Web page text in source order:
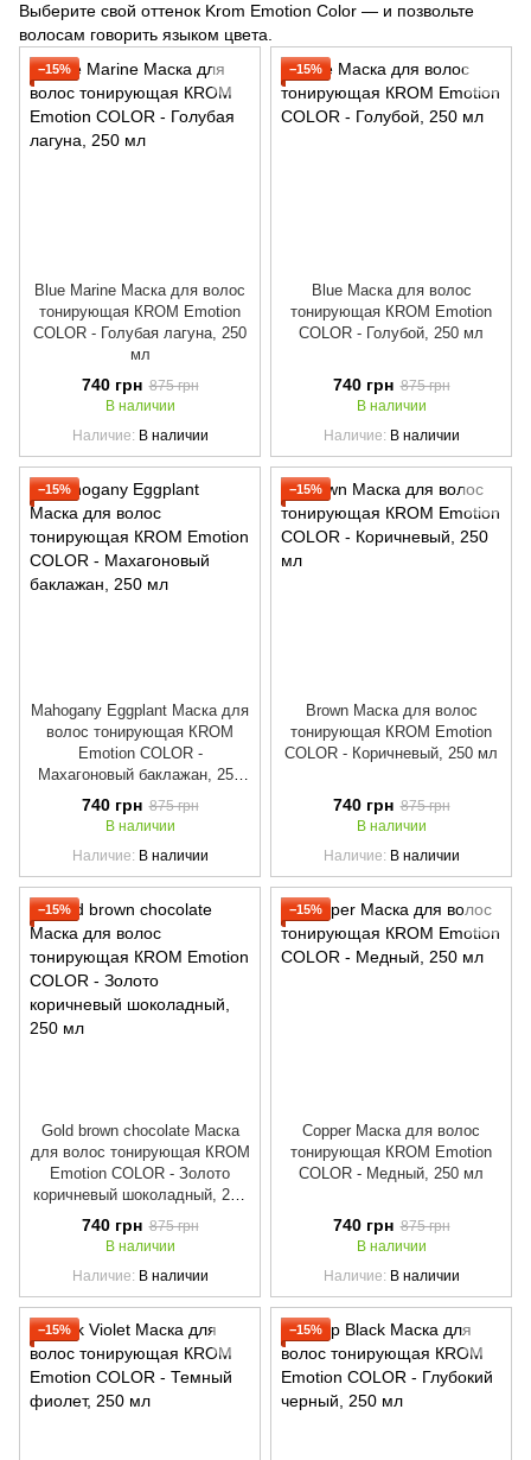
Выберите свой оттенок Krom Emotion Color — и позвольте
волосам говорить языком цвета.
−15%
Blue Marine Маска для волос
тонирующая КROM Emotion
COLOR - Голубая лагуна, 250
мл
740 грн 875 грн
В наличии
Наличие
В наличии
−15%
Blue Маска для волос
тонирующая КROM Emotion
COLOR - Голубой, 250 мл
740 грн 875 грн
В наличии
Наличие
В наличии
−15%
Mahogany Eggplant Маска для
волос тонирующая КROM
Emotion COLOR -
Махагоновый баклажан, 250
740 грн 875 грн
В наличии
Наличие
В наличии
−15%
Brown Маска для волос
тонирующая КROM Emotion
COLOR - Коричневый, 250 мл
740 грн 875 грн
В наличии
Наличие
В наличии
−15%
Gold brown chocolate Маска
для волос тонирующая КROM
Emotion COLOR - Золото
коричневый шоколадный, 250
740 грн 875 грн
В наличии
Наличие
В наличии
−15%
Copper Маска для волос
тонирующая КROM Emotion
COLOR - Медный, 250 мл
740 грн 875 грн
В наличии
Наличие
В наличии
−15% −15%